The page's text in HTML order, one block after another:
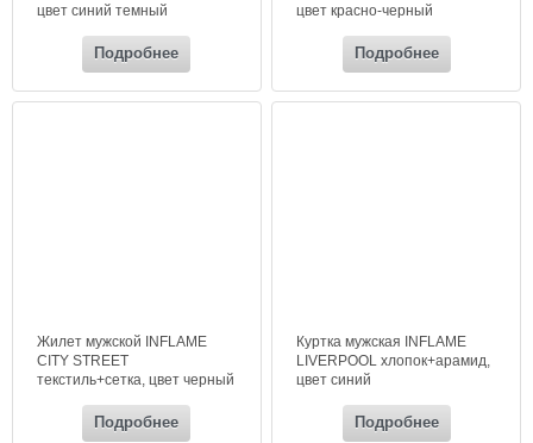
цвет синий темный
Подробнее
цвет красно-черный
Подробнее
Жилет мужской INFLAME
CITY STREET
текстиль+сетка, цвет черный
Подробнее
Куртка мужская INFLAME
LIVERPOOL хлопок+арамид,
цвет синий
Подробнее